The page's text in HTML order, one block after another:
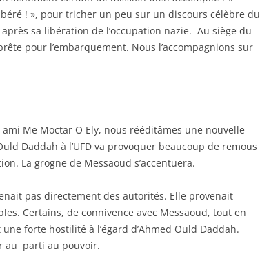
! », pour tricher un peu sur un discours célèbre du
après sa libération de l’occupation nazie. Au siège du
pour l’embarquement. Nous l’accompagnions sur
Me Moctar O Ely, nous rééditâmes une nouvelle
Daddah à l’UFD va provoquer beaucoup de remous
La grogne de Messaoud s’accentuera.
pas directement des autorités. Elle provenait
Certains, de connivence avec Messaoud, tout en
forte hostilité à l’égard d’Ahmed Ould Daddah.
au parti au pouvoir.